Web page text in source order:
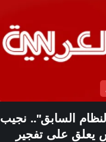
السابق".. نجيب
يعلق على تفجير